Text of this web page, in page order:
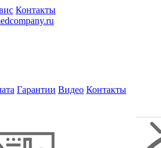
Контакты
Гарантии Видео Контакты